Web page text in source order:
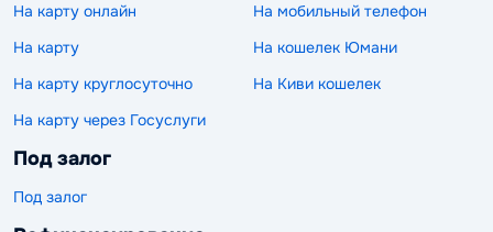
На карту онлайн
На мобильный телефон
На карту
На кошелек Юмани
На карту круглосуточно
На Киви кошелек
На карту через Госуслуги
Под залог
Под залог